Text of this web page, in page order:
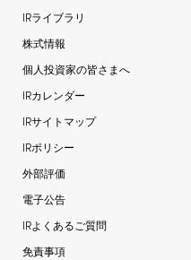
IRライブラリ
株式情報
個人投資家の皆さまへ
IRカレンダー
IRサイトマップ
IRポリシー
外部評価
電子公告
IRよくあるご質問
免責事項